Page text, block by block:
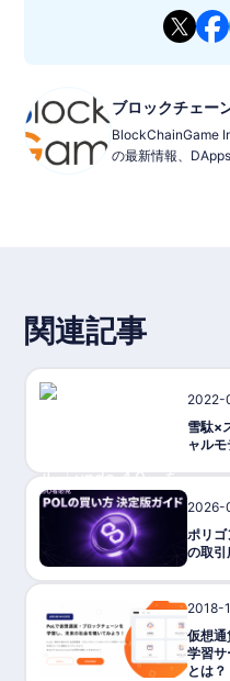
ブロックチェー
BlockChainGame
の最新情報、
関連記事
2022-
雪駄×
ャル
2026-
ポリ
の取
2018-
仮想
学習
とは？